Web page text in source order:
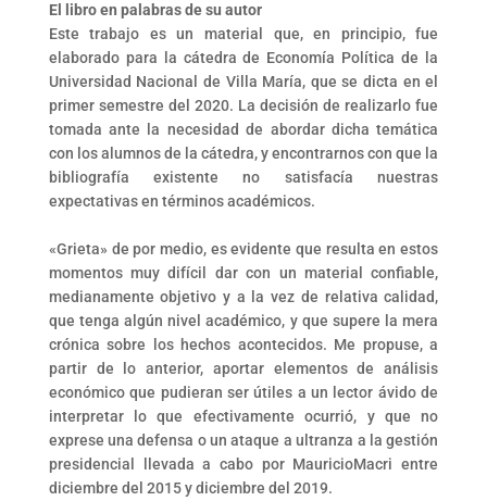
El libro en palabras de su autor
Este trabajo es un material que, en principio, fue
elaborado para la cátedra de Economía Política de la
Universidad Nacional de Villa María, que se dicta en el
primer semestre del 2020. La decisión de realizarlo fue
tomada ante la necesidad de abordar dicha temática
con los alumnos de la cátedra, y encontrarnos con que la
bibliografía existente no satisfacía nuestras
expectativas en términos académicos.⁣
«Grieta» de por medio, es evidente que resulta en estos
momentos muy difícil dar con un material confiable,
medianamente objetivo y a la vez de relativa calidad,
que tenga algún nivel académico, y que supere la mera
crónica sobre los hechos acontecidos. Me propuse, a
partir de lo anterior, aportar elementos de análisis
económico que pudieran ser útiles a un lector ávido de
interpretar lo que efectivamente ocurrió, y que no
exprese una defensa o un ataque a ultranza a la gestión
presidencial llevada a cabo por MauricioMacri entre
diciembre del 2015 y diciembre del 2019. ⁣